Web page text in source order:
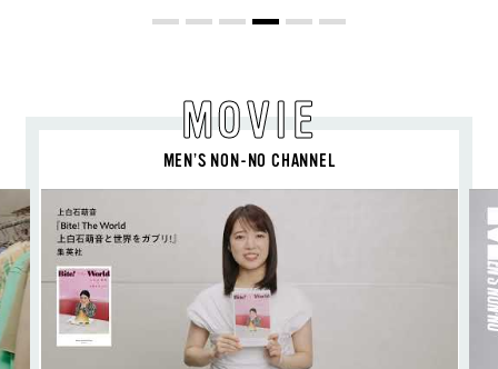
MOVIE
MEN’S NON-NO CHANNEL